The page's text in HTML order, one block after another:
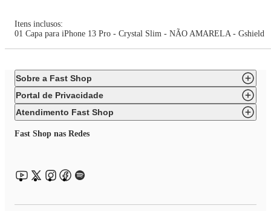
Itens inclusos:
01 Capa para iPhone 13 Pro - Crystal Slim - NÃO AMARELA - Gshield
Sobre a Fast Shop
Portal de Privacidade
Atendimento Fast Shop
Fast Shop nas Redes